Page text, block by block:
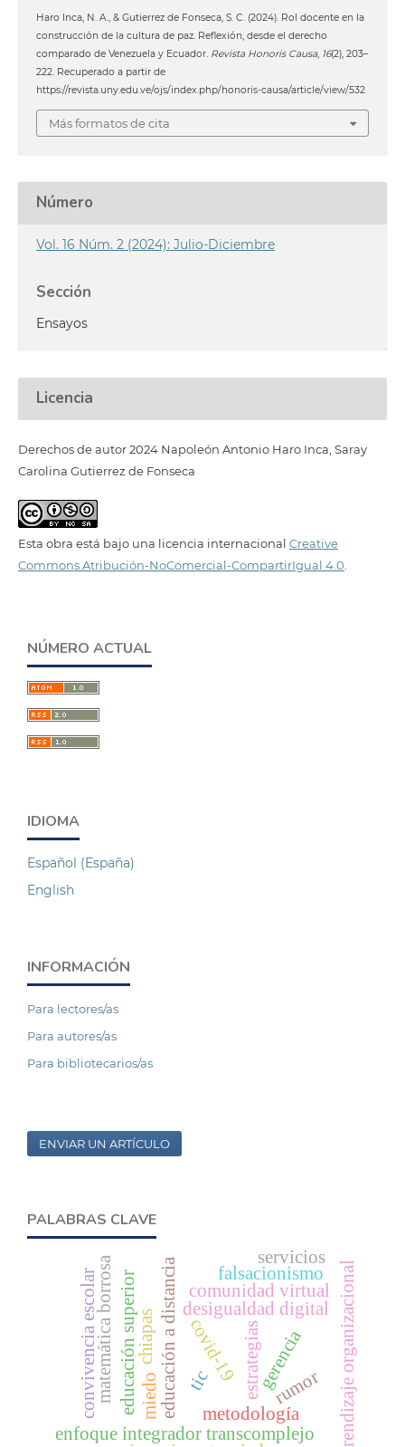
Haro Inca, N. A., & Gutierrez de Fonseca, S. C. (2024). Rol docente en la
construcción de la cultura de paz. Reflexión, desde el derecho
comparado de Venezuela y Ecuador. Revista Honoris Causa, 16(2), 203–
222. Recuperado a partir de
https://revista.uny.edu.ve/ojs/index.php/honoris-causa/article/view/532
Más formatos de cita
Número
Vol. 16 Núm. 2 (2024): Julio-Diciembre
Sección
Ensayos
Licencia
Derechos de autor 2024 Napoleón Antonio Haro Inca, Saray
Carolina Gutierrez de Fonseca
Esta obra está bajo una licencia internacional Creative
Commons Atribución-NoComercial-CompartirIgual 4.0
NÚMERO ACTUAL
IDIOMA
Español (España)
English
INFORMACIÓN
Para lectores/as
Para autores/as
Para bibliotecarios/as
ENVIAR UN ARTÍCULO
PALABRAS CLAVE
educación a distancia desigualdad digital
covid-19
educación superior
enfoque integrador transcomplejo aprendizaje organizacional
estrategiasgerencia
tic
convivencia escolar comunidad virtual
metodología
falsacionismo
matemática borrosa servicios
rumor
miedo
chiapas